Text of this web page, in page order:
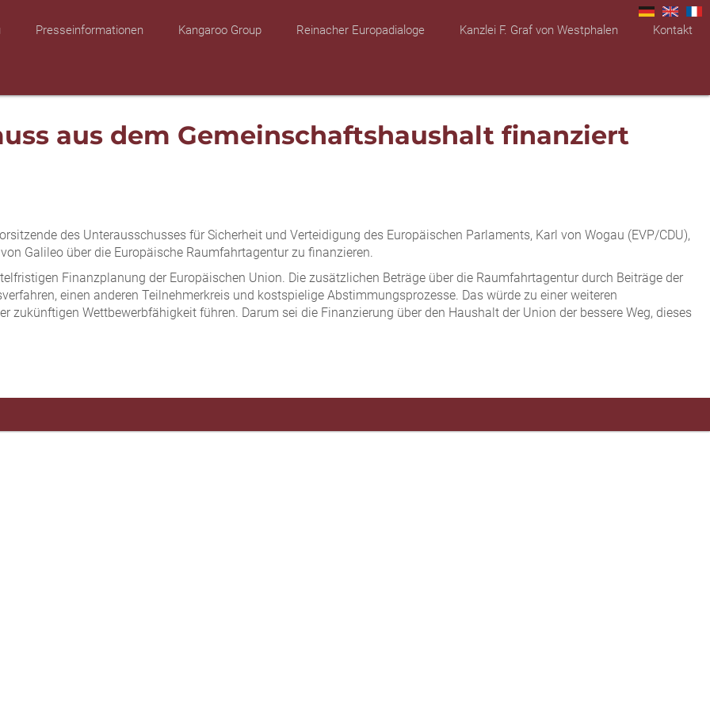
Presseinformationen Kangaroo Group Reinacher Europadialoge Kanzlei F. Graf von Westphalen Kontakt
aus dem Gemeinschaftshaushalt finanziert
des Unterausschusses für Sicherheit und Verteidigung des Europäischen Parlaments, Karl von Wogau (EVP/CDU),
Galileo über die Europäische Raumfahrtagentur zu finanzieren.
Finanzplanung der Europäischen Union. Die zusätzlichen Beträge über die Raumfahrtagentur durch Beiträge der
einen anderen Teilnehmerkreis und kostspielige Abstimmungsprozesse. Das würde zu einer weiteren
zukünftigen Wettbewerbfähigkeit führen. Darum sei die Finanzierung über den Haushalt der Union der bessere Weg, dieses